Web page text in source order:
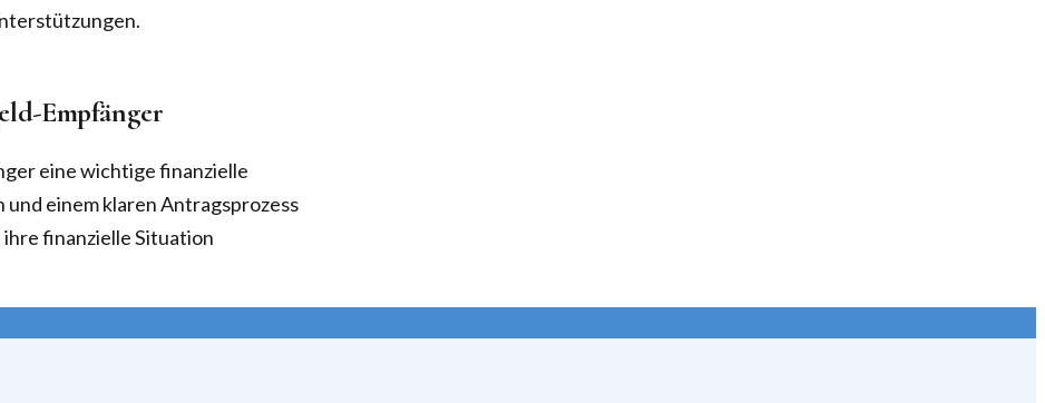
Empfänger
eine wichtige finanzielle
einem klaren Antragsprozess
finanzielle Situation